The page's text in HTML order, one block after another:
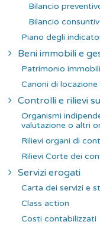
Bilancio
Bilancio
Piano degli
Beni immobili e
Patrimonio
Canoni di
Controlli e rilievi
Organismi
valutazione o altri
Rilievi organi di
Rilievi Corte dei
Servizi erogati
Carta dei servizi e
Class action
Costi contabilizzati